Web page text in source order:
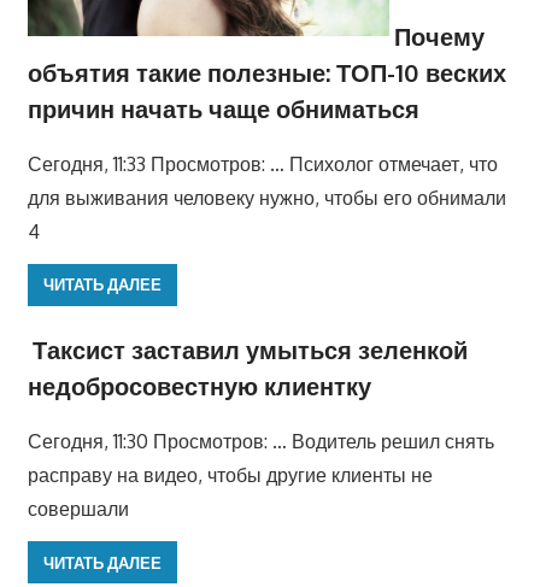
Почему
объятия такие полезные: ТОП-10 веских
причин начать чаще обниматься
Сегодня, 11:33 Просмотров: … Психолог отмечает, что
для выживания человеку нужно, чтобы его обнимали
4
ЧИТАТЬ ДАЛЕЕ
Таксист заставил умыться зеленкой
недобросовестную клиентку
Сегодня, 11:30 Просмотров: … Водитель решил снять
расправу на видео, чтобы другие клиенты не
совершали
ЧИТАТЬ ДАЛЕЕ